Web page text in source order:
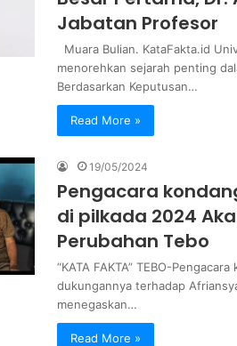
Jabatan Profesor
Muara Bulian. KataFakta.id
menorehkan sejarah penting
Berdasarkan Keputusan…
Read More »
19/05/2024
Pengacara
di pilkada 2024
Perubahan Tebo
“KATA FAKTA” TEBO-
dukungannya terhadap
menegaskan…
Read More »